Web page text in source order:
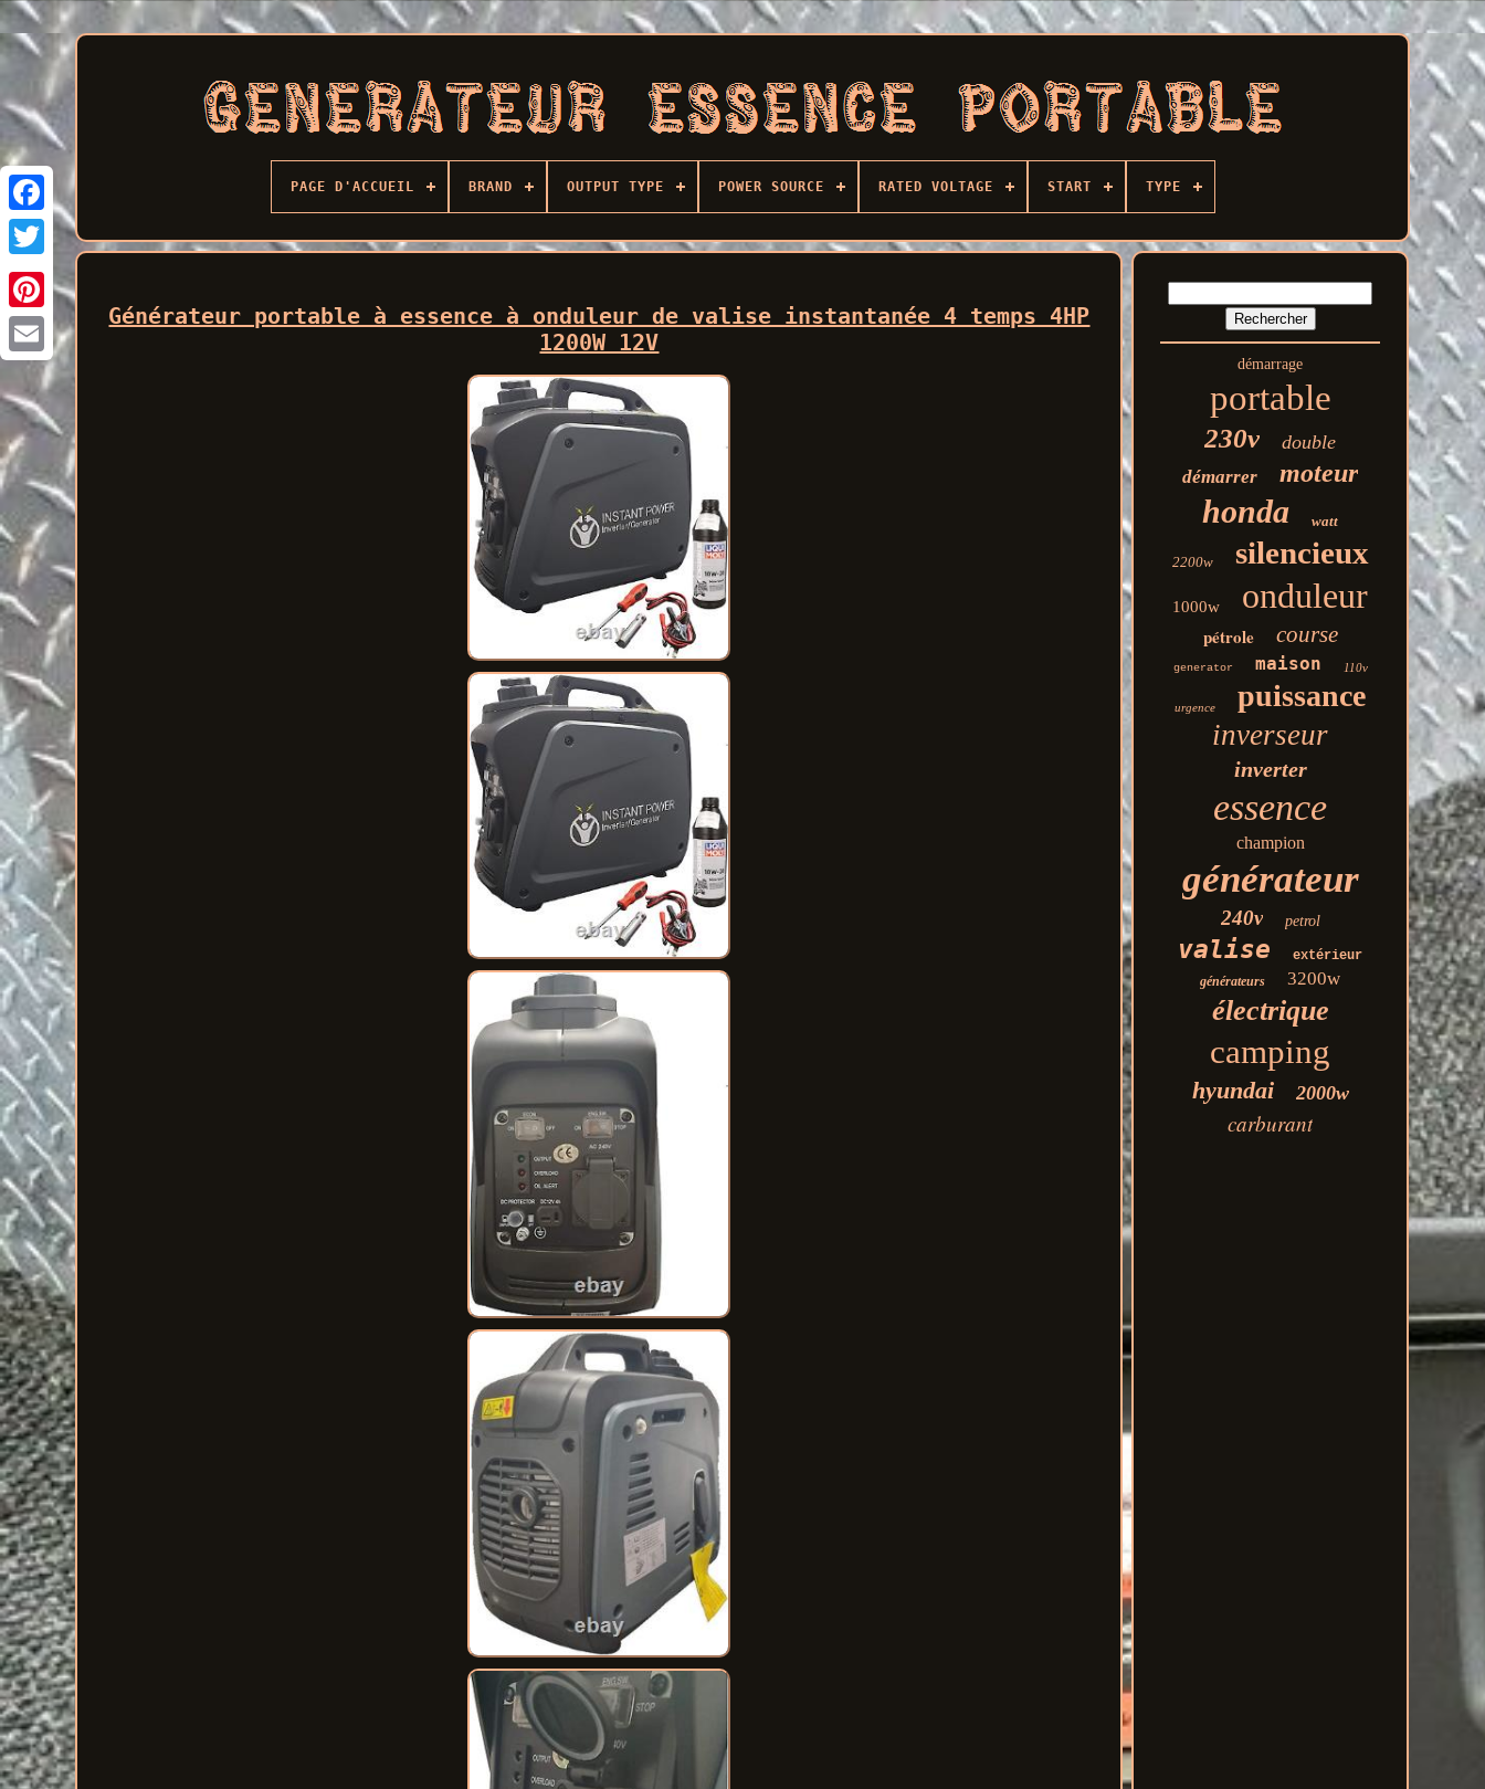
Facebook
PAGE D'ACCUEIL BRAND OUTPUT TYPE POWER SOURCE RATED VOLTAGE START TYPE
Générateur portable à essence à onduleur de valise instantanée 4 temps 4HP
1200W 12V
démarrage
portable
230v double
démarrer moteur
honda watt
2200w silencieux
1000w onduleur
pétrole course
generator maison 110v
urgence puissance
inverseur
inverter
essence
champion
générateur
240v petrol
valise
extérieur
générateurs
3200w
électrique
camping
hyundai 2000w
carburant